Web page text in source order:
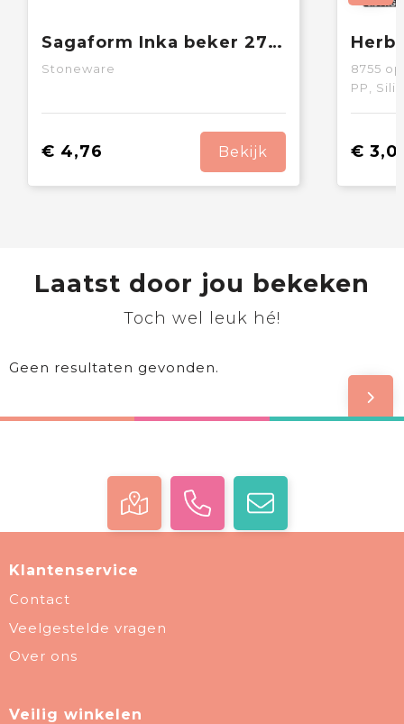
Sagaform Inka beker 270ml
Stoneware
€ 4,76 Bekijk
8755
PP,
€
Laatst door jou bekeken
Toch wel leuk hé!
Geen resultaten gevonden.
Klantenservice
Contact
Veelgestelde vragen
Over ons
Veilig winkelen